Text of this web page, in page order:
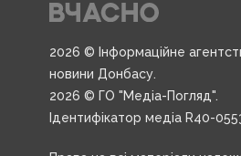
2026 © Інформаційне
новини Донбасу.
2026 © ГО "Медіа-Погляд".
Ідентифікатор медіа R40-